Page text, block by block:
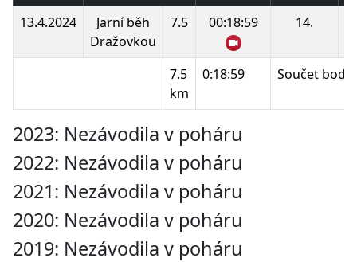
13.4.2024
Jarní běh
Dražovkou
7.5 00:18:59 14.
7.5
km
0:18:59 Součet bodů:
2023: Nezávodila v poháru
2022: Nezávodila v poháru
2021: Nezávodila v poháru
2020: Nezávodila v poháru
2019: Nezávodila v poháru